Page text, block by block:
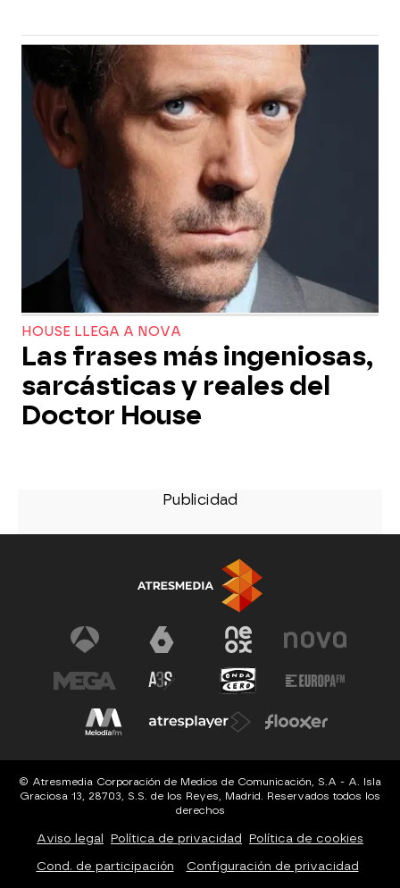
HOUSE LLEGA A NOVA
Las frases más ingeniosas,
sarcásticas y reales del
Doctor House
© Atresmedia Corporación de Medios de Comunicación, S.A - A. Isla
Graciosa 13, 28703, S.S. de los Reyes, Madrid. Reservados todos los
derechos
Aviso legal Política de privacidad Política de cookies
Cond. de participación Configuración de privacidad